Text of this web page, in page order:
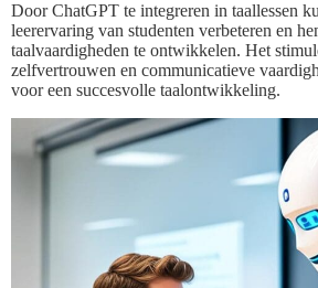
Door ChatGPT te integreren in taallessen
leerervaring van studenten verbeteren en
taalvaardigheden te ontwikkelen. Het
zelfvertrouwen en communicatieve
voor een succesvolle taalontwikkeling.